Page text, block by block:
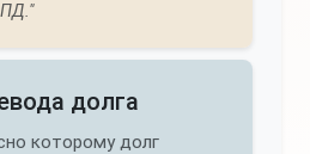
долга
которому долг